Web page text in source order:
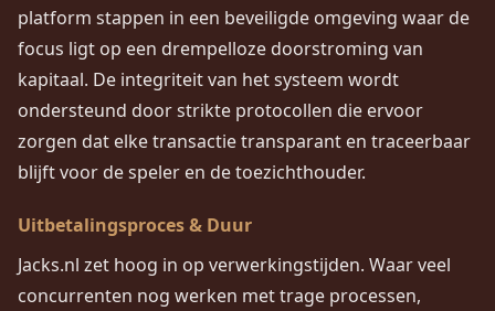
platform stappen in een beveiligde omgeving waar de
focus ligt op een drempelloze doorstroming van
kapitaal. De integriteit van het systeem wordt
ondersteund door strikte protocollen die ervoor
zorgen dat elke transactie transparant en traceerbaar
blijft voor de speler en de toezichthouder.
Uitbetalingsproces & Duur
Jacks.nl zet hoog in op verwerkingstijden. Waar veel
concurrenten nog werken met trage processen,